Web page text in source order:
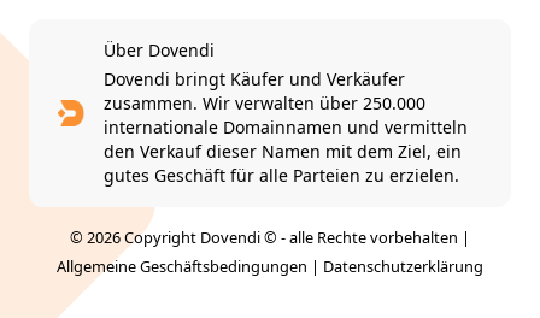
Über Dovendi
Dovendi bringt Käufer und Verkäufer
zusammen. Wir verwalten über 250.000
internationale Domainnamen und vermitteln
den Verkauf dieser Namen mit dem Ziel, ein
gutes Geschäft für alle Parteien zu erzielen.
© 2026 Copyright Dovendi © - alle Rechte vorbehalten |
Allgemeine Geschäftsbedingungen | Datenschutzerklärung